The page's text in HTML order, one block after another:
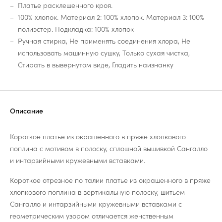
Платье расклешенного кроя.
100% хлопок. Материал 2: 100% хлопок. Материал 3: 100%
полиэстер. Подкладка: 100% хлопок
Ручная стирка, Не применять соединения хлора, Не
использовать машинную сушку, Только сухая чистка,
Стирать в вывернутом виде, Гладить наизнанку
Описание
Короткое платье из окрашенного в пряже хлопкового
поплина с мотивом в полоску, сплошной вышивкой Сангалло
и интарзийными кружевными вставками.
Короткое отрезное по талии платье из окрашенного в пряже
хлопкового поплина в вертикальную полоску, шитьем
Сангалло и интарзийными кружевными вставками с
геометрическим узором отличается женственным